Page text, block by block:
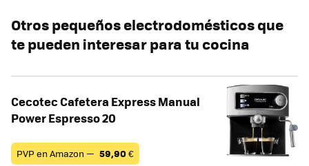
Otros pequeños electrodomésticos que
te pueden interesar para tu cocina
Cecotec Cafetera Express Manual
Power Espresso 20
PVP en Amazon — 59,90€